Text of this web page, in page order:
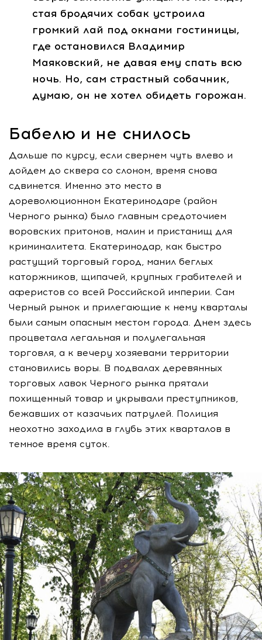
стая бродячих собак устроила
громкий лай под окнами гостиницы,
где остановился Владимир
Маяковский, не давая ему спать всю
ночь. Но, сам страстный собачник,
думаю, он не хотел обидеть горожан.
Бабелю и не снилось
Дальше по курсу, если свернем чуть влево и
дойдем до сквера со слоном, время снова
сдвинется. Именно это место в
дореволюционном Екатеринодаре (район
Черного рынка) было главным средоточием
воровских притонов, малин и пристанищ для
криминалитета. Екатеринодар, как быстро
растущий торговый город, манил беглых
каторжников, щипачей, крупных грабителей и
аферистов со всей Российской империи. Сам
Черный рынок и прилегающие к нему кварталы
были самым опасным местом города. Днем здесь
процветала легальная и полулегальная
торговля, а к вечеру хозяевами территории
становились воры. В подвалах деревянных
торговых лавок Черного рынка прятали
похищенный товар и укрывали преступников,
бежавших от казачьих патрулей. Полиция
неохотно заходила в глубь этих кварталов в
темное время суток.